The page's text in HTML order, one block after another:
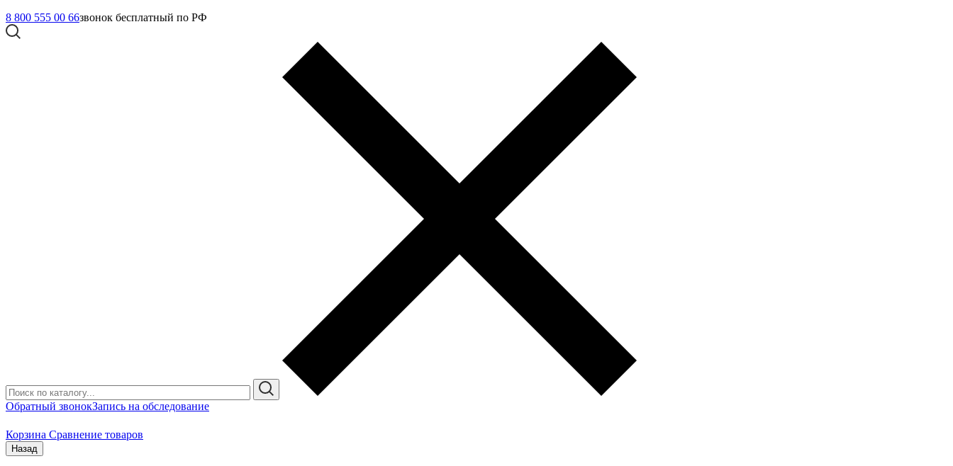
8 800 555 00 66звонок бесплатный по РФ
Обратный звонокЗапись на обследование
Корзина Сравнение товаров
Назад